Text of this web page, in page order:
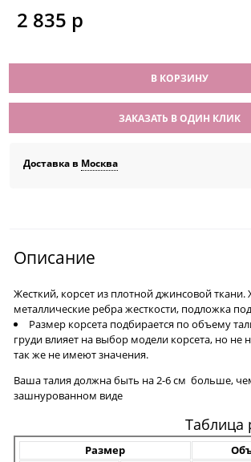
2 835 р
В КОРЗИНУ
ЗАКАЗАТЬ В ОДИН КЛИК
Доставка в Москва
Описание
Жесткий, корсет из плотной джинсовой
металлические ребра жесткости, подложка
Размер корсета подбирается по объему
груди влияет на выбор модели корсета, но не
так же не имеют значения.
Ваша талия должна быть на 2-6 см больше,
зашнурованном виде
Таблица
Размер